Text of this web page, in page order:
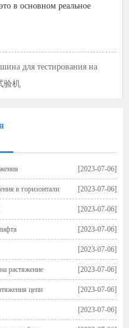
в основном реальное
для тестирования на
验机
[2023-07-06]
[2023-07-06]
в горизонтали
[2023-07-06]
[2023-07-06]
[2023-07-06]
[2023-07-06]
растяжение
[2023-07-06]
цепи
[2023-07-06]